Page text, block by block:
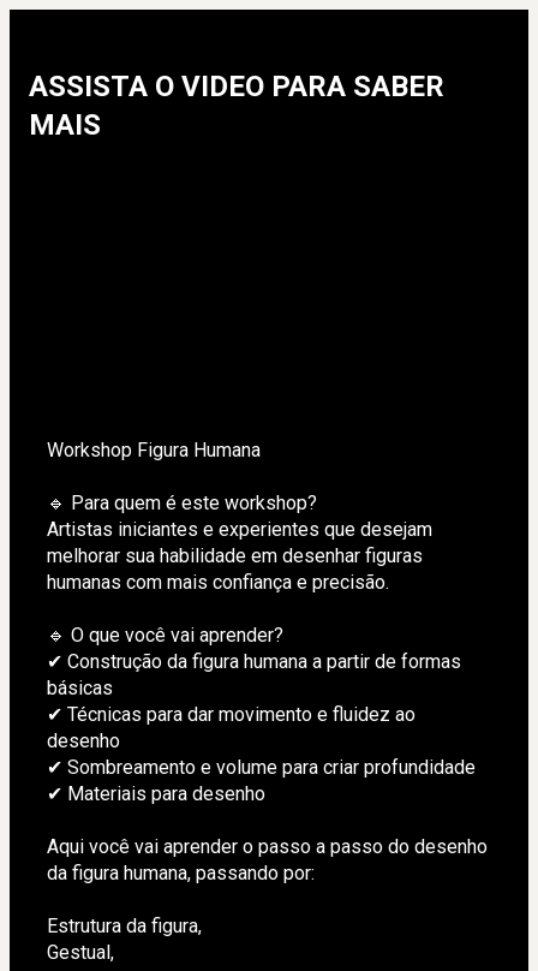
ASSISTA O VIDEO PARA SABER
MAIS
Workshop Figura Humana
🔹 Para quem é este workshop?
Artistas iniciantes e experientes que desejam
melhorar sua habilidade em desenhar figuras
humanas com mais confiança e precisão.
🔹 O que você vai aprender?
✔ Construção da figura humana a partir de formas
básicas
✔ Técnicas para dar movimento e fluidez ao
desenho
✔ Sombreamento e volume para criar profundidade
✔ Materiais para desenho
Aqui você vai aprender o passo a passo do desenho
da figura humana, passando por:
Estrutura da figura,
Gestual,